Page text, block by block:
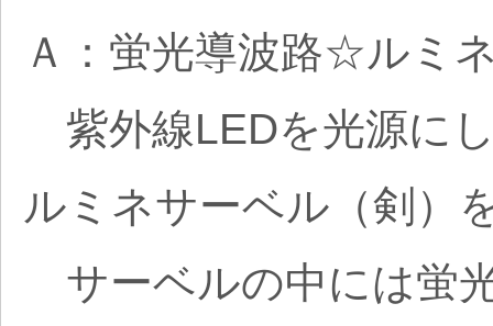
Ａ：蛍光導波路☆ルミ
紫外線LEDを光源に
ルミネサーベル（剣）
サーベルの中には蛍